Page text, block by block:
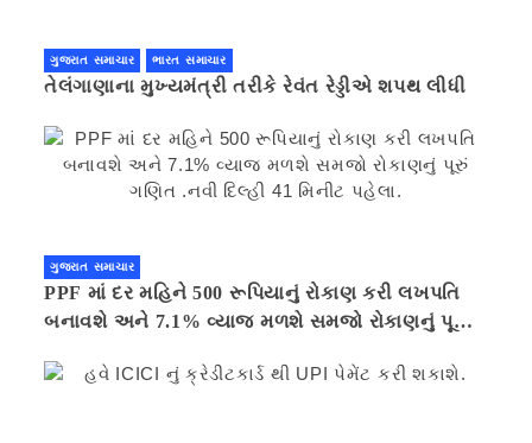
ગુજરાત સમાચાર ભારત સમાચાર
તેલંગાણાના મુખ્યમંત્રી તરીકે રેવંત રેડ્ડીએ શપથ લીધી
ગુજરાત સમાચાર
PPF માં દર મહિને 500 રૂપિયાનું રોકાણ કરી લખપતિ
બનાવશે અને 7.1% વ્યાજ મળશે સમજો રોકાણનું પૂરું